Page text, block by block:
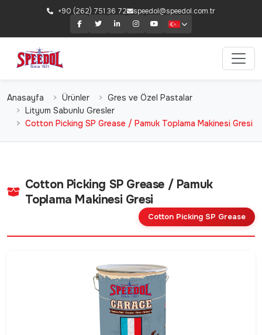
+90 (262) 751 36 72 speedol@speedol.com.tr
Anasayfa Ürünler
Gres ve Özel Pastalar
Lityum Sabunlu Gresler
Cotton Picking SP Grease / Pamuk Toplama Makinesi Gresi
Cotton Picking SP Grease / Pamuk
Toplama Makinesi Gresi
Cotton Picking SP Grease